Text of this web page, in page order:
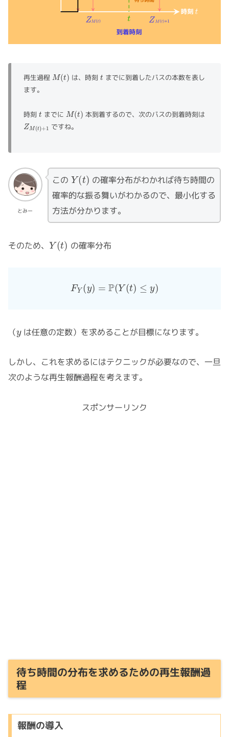
再生過程 M(t ) は、時刻
までに到着したバスの本数を表し
ます。
時刻 までに M(t ) 本到着するので、次のバスの到着時刻は
ZM( t )+ 1
ですね。
とみー
この
Y(t)
の確率分布がわかれば待ち時間の
確率的な振る舞いがわかるので、最小化する
方法が分かります。
そのため、
t )
の確率分布
FY(y )= P(Y(t)≤y )
（ は任意の定数）を求めることが目標になります。
しかし、これを求めるにはテクニックが必要なので、一旦
次のような再生報酬過程を考えます。
スポンサーリンク
待ち時間の分布を求めるための再生報酬過
程
報酬の導入